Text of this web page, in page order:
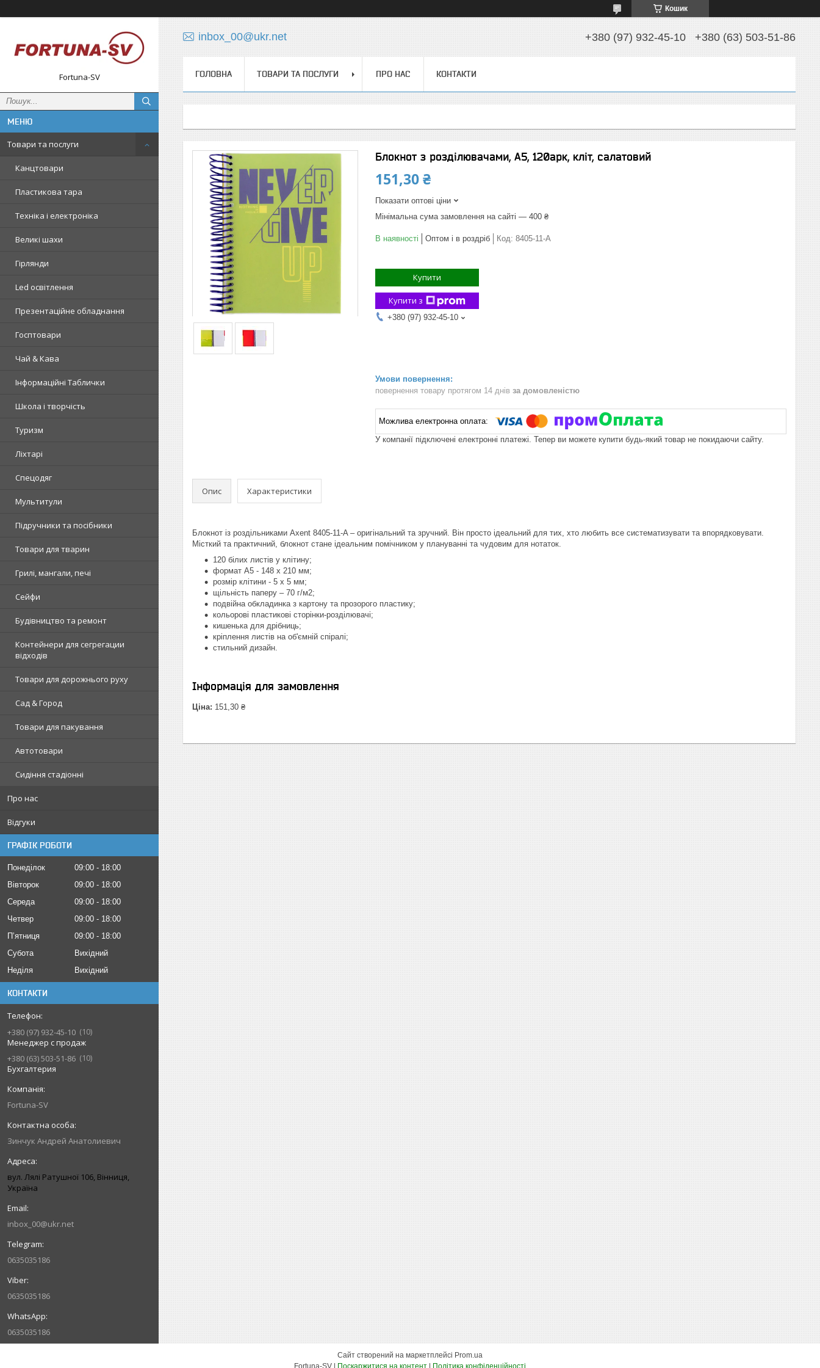
Кошик
Fortuna-SV
Товари та послуги
Канцтовари
Пластикова тара
Техніка і електроніка
Великі шахи
Гірлянди
Led освітлення
Презентаційне обладнання
Госптовари
Чай & Кава
Інформаційні Таблички
Школа і творчість
Туризм
Ліхтарі
Спецодяг
Мультитули
Підручники та посібники
Товари для тварин
Грилі, мангали, печі
Сейфи
Будівництво та ремонт
Контейнери для сегрегации
відходів
Товари для дорожнього руху
Сад & Город
Товари для пакування
Автотовари
Сидіння стадіонні
Про нас
Відгуки
ГРАФІК РОБОТИ
Понеділок 09:00
18:00
Вівторок
09:00
18:00
Середа
09:00
18:00
Четвер
09:00
18:00
Пʼятниця
09:00
18:00
Субота
Вихідний
Неділя
Вихідний
КОНТАКТИ
+380 (97) 932-45-10
10
Менеджер с продаж
+380 (63) 503-51-86
10
Бухгалтерия
Fortuna-SV
Зинчук Андрей Анатолиевич
вул. Лялі Ратушної 106, Вінниця,
Україна
inbox_00@ukr.net
0635035186
0635035186
0635035186
inbox_00@ukr.net +380 (97) 932-45-10 +380 (63) 503-51-86
ГОЛОВНА ТОВАРИ ТА ПОСЛУГИ ПРО НАС КОНТАКТИ
Блокнот з розділювачами, А5, 120арк, кліт, салатовий
151,30 ₴
Показати оптові ціни
Мінімальна сума замовлення на сайті — 400 ₴
В наявності Оптом і в роздріб Код: 8405-11-A
Купити
Купити з
+380 (97) 932-45-10
повернення товару протягом 14 днів за домовленістю
У компанії підключені електронні платежі. Тепер ви можете купити будь-який товар не покидаючи сайту.
Опис Характеристики
Блокнот із роздільниками Axent 8405-11-A – оригінальний та зручний. Він просто ідеальний для тих, хто любить все систематизувати та впорядковувати.
Місткий та практичний, блокнот стане ідеальним помічником у плануванні та чудовим для нотаток.
120 білих листів у клітину;
формат А5 - 148 x 210 мм;
розмір клітини - 5 х 5 мм;
щільність паперу – 70 г/м2;
подвійна обкладинка з картону та прозорого пластику;
кольорові пластикові сторінки-розділювачі;
кишенька для дрібниць;
кріплення листів на об'ємній спіралі;
стильний дизайн.
Інформація для замовлення
Ціна: 151,30 ₴
Сайт створений на маркетплейсі Prom.ua
Fortuna-SV | Поскаржитися на контент | Політика конфіденційності